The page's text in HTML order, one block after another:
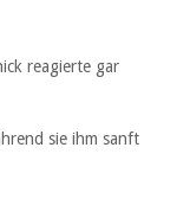
reagierte gar
sie ihm sanft